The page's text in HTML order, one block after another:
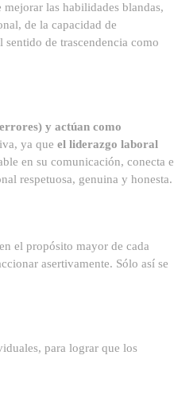
mejorar las habilidades blandas,
de la capacidad de
de trascendencia como
y actúan como
ya que el liderazgo laboral
en su comunicación, conecta e
respetuosa, genuina y honesta.
el propósito mayor de cada
asertivamente. Sólo así se
para lograr que los